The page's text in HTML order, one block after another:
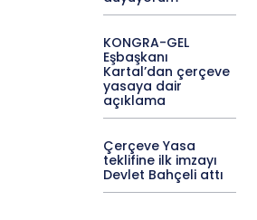
KONGRA-GEL
Eşbaşkanı
Kartal’dan çerçeve
yasaya dair
açıklama
Çerçeve Yasa
teklifine ilk imzayı
Devlet Bahçeli attı